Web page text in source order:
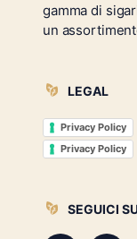
gamma di
un
LEGAL
Privacy Policy
Privacy Policy
SEGUICI